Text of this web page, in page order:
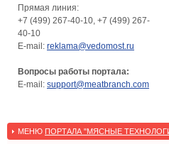
Прямая линия:
+7 (499) 267-40-10, +7 (499) 267-
40-10
E-mail: reklama@vedomost.ru
Вопросы работы портала:
E-mail: support@meatbranch.com
МЕНЮ ПОРТАЛА "МЯСНЫЕ